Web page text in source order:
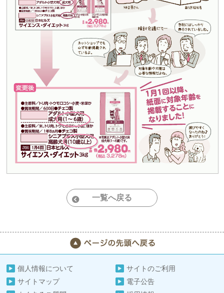
一覧へ戻る
個人情報について
サイトのご利用
サイトマップ
電子公告